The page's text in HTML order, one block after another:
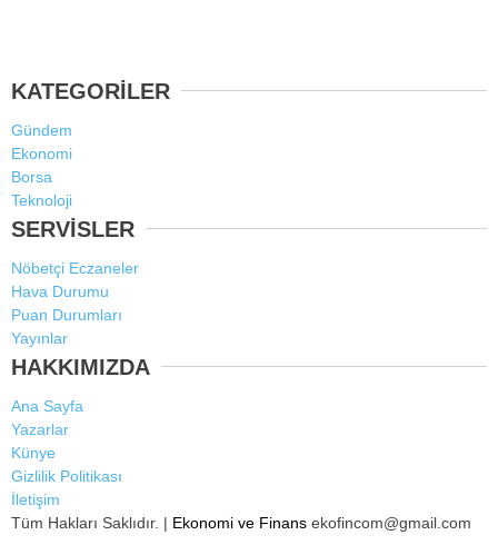
KATEGORİLER
Gündem
Ekonomi
Borsa
Teknoloji
SERVİSLER
Nöbetçi Eczaneler
Hava Durumu
Puan Durumları
Yayınlar
HAKKIMIZDA
Ana Sayfa
Yazarlar
Künye
Gizlilik Politikası
İletişim
Tüm Hakları Saklıdır. | Ekonomi ve Finans ekofincom@gmail.com